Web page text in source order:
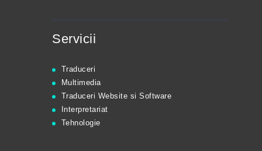
Servicii
Traduceri
Multimedia
Traduceri Website si Software
Interpretariat
Tehnologie